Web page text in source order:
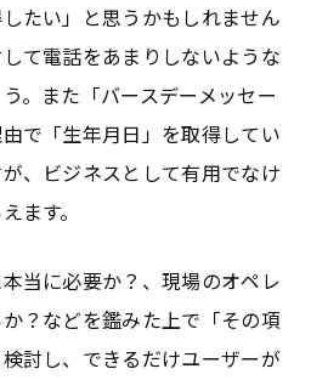
たい」と思うかもしれません
て電話をあまりしないような
。また「バースデーメッセー
で「生年月日」を取得してい
、ビジネスとして有用でなけ
ます。
当に必要か？、現場のオペレ
？などを鑑みた上で「その項
討し、できるだけユーザーが